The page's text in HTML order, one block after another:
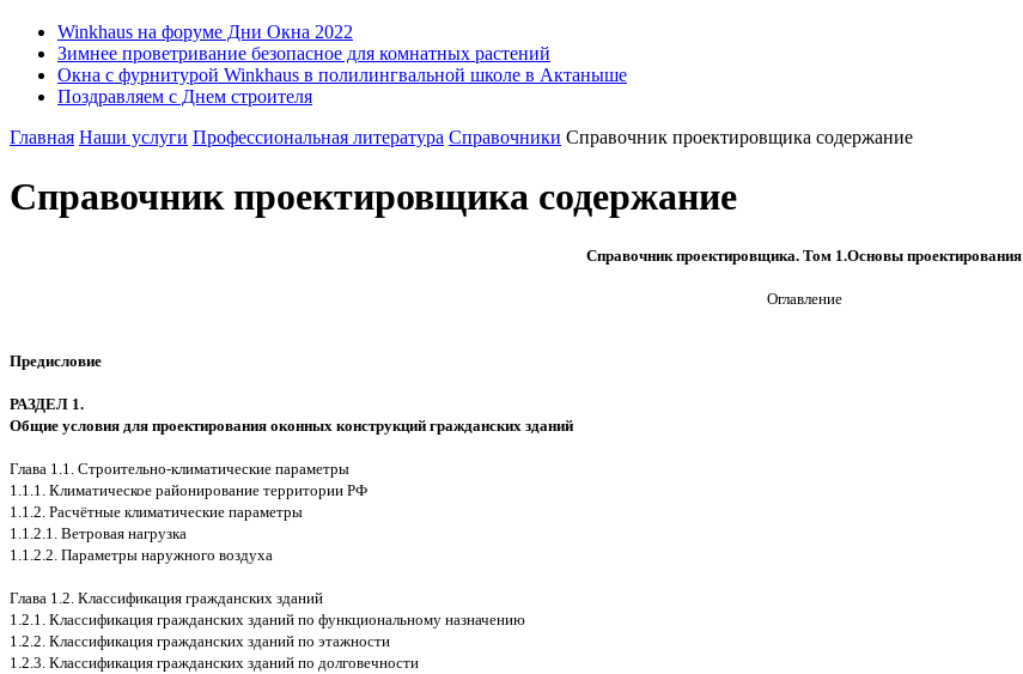
Winkhaus на форуме Дни Окна 2022
Зимнее проветривание безопасное для комнатных растений
Окна с фурнитурой Winkhaus в полилингвальной школе в Актаныше
Поздравляем с Днем строителя
Главная Наши услуги Профессиональная литература Справочники Справочник проектировщика содержание
Справочник проектировщика содержание
Справочник проектировщика. Том 1.Основы проектирования
Оглавление
Предисловие
РАЗДЕЛ 1.
Общие условия для проектирования оконных конструкций гражданских зданий
Глава 1.1. Строительно-климатические параметры
1.1.1. Климатическое районирование территории РФ
1.1.2. Расчётные климатические параметры
1.1.2.1. Ветровая нагрузка
1.1.2.2. Параметры наружного воздуха
Глава 1.2. Классификация гражданских зданий
1.2.1. Классификация гражданских зданий по функциональному назначению
1.2.2. Классификация гражданских зданий по этажности
1.2.3. Классификация гражданских зданий по долговечности